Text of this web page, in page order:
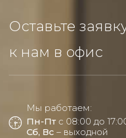
Оставьте
к нам в офис
Мы работаем:
Пн-Пт с 08:00 до
Сб, Вс – выходной